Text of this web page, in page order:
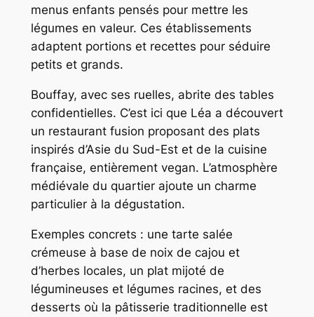
menus enfants pensés pour mettre les
légumes en valeur. Ces établissements
adaptent portions et recettes pour séduire
petits et grands.
Bouffay, avec ses ruelles, abrite des tables
confidentielles. C’est ici que Léa a découvert
un restaurant fusion proposant des plats
inspirés d’Asie du Sud-Est et de la cuisine
française, entièrement vegan. L’atmosphère
médiévale du quartier ajoute un charme
particulier à la dégustation.
Exemples concrets : une tarte salée
crémeuse à base de noix de cajou et
d’herbes locales, un plat mijoté de
légumineuses et légumes racines, et des
desserts où la pâtisserie traditionnelle est